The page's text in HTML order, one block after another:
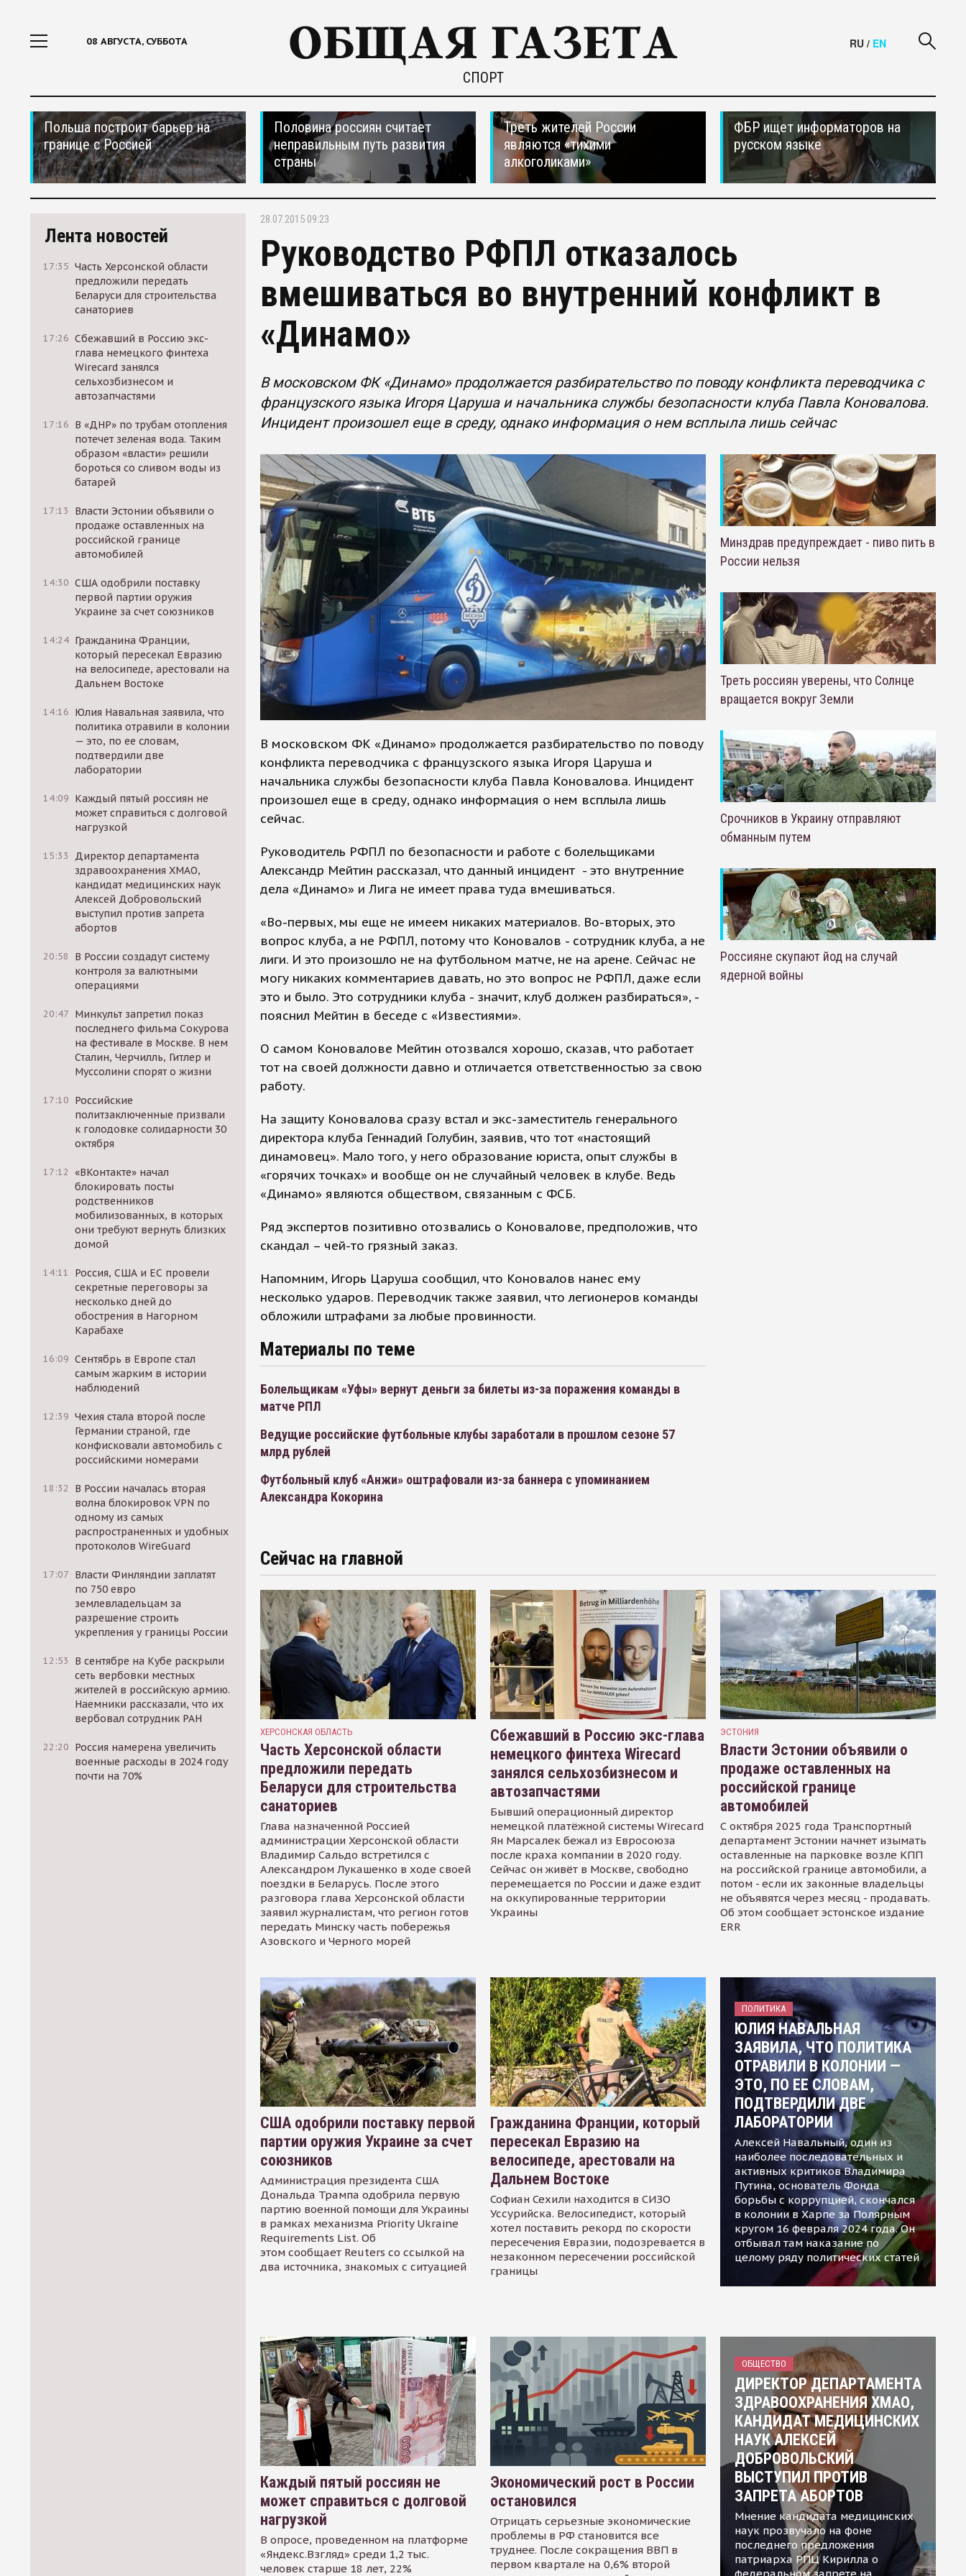
08 АВГУСТА, СУББОТА
СПОРТ
RU / EN
Польша построит барьер на
границе с Россией
Половина россиян считает
неправильным путь развития
страны
Треть жителей России
являются «тихими
алкоголиками»
ФБР ищет информаторов на
русском языке
Лента новостей
17:35 Часть Херсонской области
предложили передать
Беларуси для строительства
санаториев
17:26 Сбежавший в Россию экс-
глава немецкого финтеха
Wirecard занялся
сельхозбизнесом и
автозапчастями
17:16 В «ДНР» по трубам отопления
потечет зеленая вода. Таким
образом «власти» решили
бороться со сливом воды из
батарей
17:13
Власти Эстонии объявили о
продаже оставленных на
российской границе
автомобилей
14:30 США одобрили поставку
первой партии оружия
Украине за счет союзников
14:24 Гражданина Франции,
который пересекал Евразию
на велосипеде, арестовали на
Дальнем Востоке
14:16 Юлия Навальная заявила, что
политика отравили в колонии
— это, по ее словам,
подтвердили две
лаборатории
14:09 Каждый пятый россиян не
может справиться с долговой
нагрузкой
15:33
Директор департамента
здравоохранения ХМАО,
кандидат медицинских наук
Алексей Добровольский
выступил против запрета
абортов
20:58
В России создадут систему
контроля за валютными
операциями
20:47 Минкульт запретил показ
последнего фильма Сокурова
на фестивале в Москве. В нем
Сталин, Черчилль, Гитлер и
Муссолини спорят о жизни
17:10 Российские
политзаключенные призвали
к голодовке солидарности 30
октября
17:12 «ВКонтакте» начал
блокировать посты
родственников
мобилизованных, в которых
они требуют вернуть близких
домой
14:11
Россия, США и ЕС провели
секретные переговоры за
несколько дней до
обострения в Нагорном
Карабахе
16:09 Сентябрь в Европе стал
самым жарким в истории
наблюдений
12:39 Чехия стала второй после
Германии страной, где
конфисковали автомобиль с
российскими номерами
18:32
В России началась вторая
волна блокировок VPN по
одному из самых
распространенных и удобных
протоколов WireGuard
17:07 Власти Финляндии заплатят
по 750 евро
землевладельцам за
разрешение строить
укрепления у границы России
12:53
В сентябре на Кубе раскрыли
сеть вербовки местных
жителей в российскую армию.
Наемники рассказали, что их
вербовал сотрудник РАН
22:20 Россия намерена увеличить
военные расходы в 2024 году
почти на 70%
28.07.2015 09:23
Руководство РФПЛ отказалось
вмешиваться во внутренний конфликт в
«Динамо»
В московском ФК «Динамо» продолжается разбирательство по поводу конфликта переводчика с
французского языка Игоря Царуша и начальника службы безопасности клуба Павла Коновалова.
Инцидент произошел еще в среду, однако информация о нем всплыла лишь сейчас
В московском ФК «Динамо» продолжается разбирательство по поводу
конфликта переводчика с французского языка Игоря Царуша и
начальника службы безопасности клуба Павла Коновалова. Инцидент
произошел еще в среду, однако информация о нем всплыла лишь
сейчас.
Руководитель РФПЛ по безопасности и работе с болельщиками
Александр Мейтин рассказал, что данный инцидент - это внутренние
дела «Динамо» и Лига не имеет права туда вмешиваться.
«Во-первых, мы еще не имеем никаких материалов. Во-вторых, это
вопрос клуба, а не РФПЛ, потому что Коновалов - сотрудник клуба, а не
лиги. И это произошло не на футбольном матче, не на арене. Сейчас не
могу никаких комментариев давать, но это вопрос не РФПЛ, даже если
это и было. Это сотрудники клуба - значит, клуб должен разбираться», -
пояснил Мейтин в беседе с «Известиями».
О самом Коновалове Мейтин отозвался хорошо, сказав, что работает
тот на своей должности давно и отличается ответственностью за свою
работу.
На защиту Коновалова сразу встал и экс-заместитель генерального
директора клуба Геннадий Голубин, заявив, что тот «настоящий
динамовец». Мало того, у него образование юриста, опыт службы в
«горячих точках» и вообще он не случайный человек в клубе. Ведь
«Динамо» являются обществом, связанным с ФСБ.
Ряд экспертов позитивно отозвались о Коновалове, предположив, что
скандал – чей-то грязный заказ.
Напомним, Игорь Царуша сообщил, что Коновалов нанес ему
несколько ударов. Переводчик также заявил, что легионеров команды
обложили штрафами за любые провинности.
Материалы по теме
Болельщикам «Уфы» вернут деньги за билеты из-за поражения команды в
матче РПЛ
Ведущие российские футбольные клубы заработали в прошлом сезоне 57
млрд рублей
Футбольный клуб «Анжи» оштрафовали из-за баннера с упоминанием
Александра Кокорина
Минздрав предупреждает - пиво пить в
России нельзя
Треть россиян уверены, что Солнце
вращается вокруг Земли
Срочников в Украину отправляют
обманным путем
Россияне скупают йод на случай
ядерной войны
Сейчас на главной
ХЕРСОНСКАЯ ОБЛАСТЬ
Часть Херсонской области
предложили передать
Беларуси для строительства
санаториев
Глава назначенной Россией
администрации Херсонской области
Владимир Сальдо встретился с
Александром Лукашенко в ходе своей
поездки в Беларусь. После этого
разговора глава Херсонской области
заявил журналистам, что регион готов
передать Минску часть побережья
Азовского и Черного морей
Сбежавший в Россию экс-глава
немецкого финтеха Wirecard
занялся сельхозбизнесом и
автозапчастями
Бывший операционный директор
немецкой платёжной системы Wirecard
Ян Марсалек бежал из Евросоюза
после краха компании в 2020 году.
Сейчас он живёт в Москве, свободно
перемещается по России и даже ездит
на оккупированные территории
Украины
ЭСТОНИЯ
Власти Эстонии объявили о
продаже оставленных на
российской границе
автомобилей
С октября 2025 года Транспортный
департамент Эстонии начнет изымать
оставленные на парковке возле КПП
на российской границе автомобили, а
потом - если их законные владельцы
не объявятся через месяц - продавать.
Об этом сообщает эстонское издание
ERR
США одобрили поставку первой
партии оружия Украине за счет
союзников
Администрация президента США
Дональда Трампа одобрила первую
партию военной помощи для Украины
в рамках механизма Priority Ukraine
Requirements List. Об
этом сообщает Reuters со ссылкой на
два источника, знакомых с ситуацией
Гражданина Франции, который
пересекал Евразию на
велосипеде, арестовали на
Дальнем Востоке
Софиан Сехили находится в СИЗО
Уссурийска. Велосипедист, который
хотел поставить рекорд по скорости
пересечения Евразии, подозревается в
незаконном пересечении российской
границы
ПОЛИТИКА
ЮЛИЯ НАВАЛЬНАЯ
ЗАЯВИЛА, ЧТО ПОЛИТИКА
ОТРАВИЛИ В КОЛОНИИ —
ЭТО, ПО ЕЕ СЛОВАМ,
ПОДТВЕРДИЛИ ДВЕ
ЛАБОРАТОРИИ
Алексей Навальный, один из
наиболее последовательных и
активных критиков Владимира
Путина, основатель Фонда
борьбы с коррупцией, скончался
в колонии в Харпе за Полярным
кругом 16 февраля 2024 года. Он
отбывал там наказание по
целому ряду политических статей
Каждый пятый россиян не
может справиться с долговой
нагрузкой
В опросе, проведенном на платформе
«Яндекс.Взгляд» среди 1,2 тыс.
человек старше 18 лет, 22%
Экономический рост в России
остановился
Отрицать серьезные экономические
проблемы в РФ становится все
труднее. После сокращения ВВП в
первом квартале на 0,6% второй
ОБЩЕСТВО
ДИРЕКТОР ДЕПАРТАМЕНТА
ЗДРАВООХРАНЕНИЯ ХМАО,
КАНДИДАТ МЕДИЦИНСКИХ
НАУК АЛЕКСЕЙ
ДОБРОВОЛЬСКИЙ
ВЫСТУПИЛ ПРОТИВ
ЗАПРЕТА АБОРТОВ
Мнение кандидата медицинских
наук прозвучало на фоне
последнего предложения
патриарха РПЦ Кирилла о